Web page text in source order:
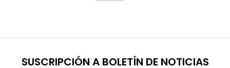
SUSCRIPCIÓN A BOLETÍN DE NOTICIAS